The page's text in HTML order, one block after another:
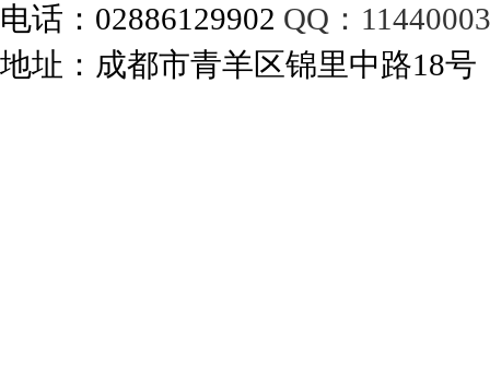
电话：02886129902 QQ：
地址：成都市青羊区锦里中路18